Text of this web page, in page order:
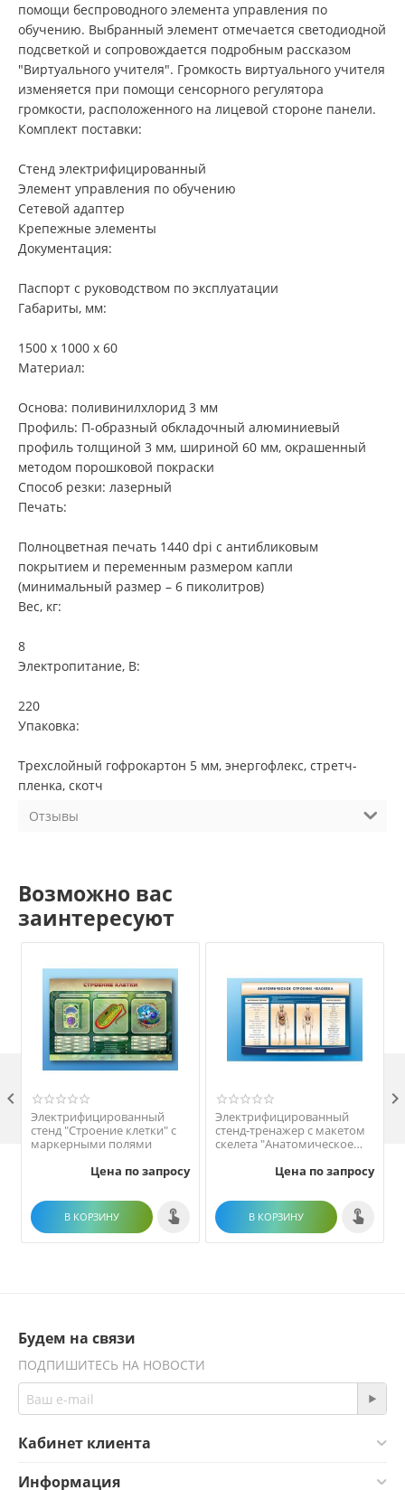
помощи беспроводного элемента управления по
обучению. Выбранный элемент отмечается светодиодной
подсветкой и сопровождается подробным рассказом
"Виртуального учителя". Громкость виртуального учителя
изменяется при помощи сенсорного регулятора
громкости, расположенного на лицевой стороне панели.
Комплект поставки:
Стенд электрифицированный
Элемент управления по обучению
Сетевой адаптер
Крепежные элементы
Документация:
Паспорт с руководством по эксплуатации
Габариты, мм:
1500 х 1000 х 60
Материал:
Основа: поливинилхлорид 3 мм
Профиль: П-образный обкладочный алюминиевый
профиль толщиной 3 мм, шириной 60 мм, окрашенный
методом порошковой покраски
Способ резки: лазерный
Печать:
Полноцветная печать 1440 dpi с антибликовым
покрытием и переменным размером капли
(минимальный размер – 6 пиколитров)
Вес, кг:
8
Электропитание, В:
220
Упаковка:
Трехслойный гофрокартон 5 мм, энергофлекс, стретч-
пленка, скотч
Отзывы
Возможно вас
заинтересуют
Электрифицированный
стенд "Строение клетки" с
маркерными полями
Цена по запросу
В КОРЗИНУ
Электрифицированный
стенд-тренажер c макетом
скелета "Анатомическое
Цена по запросу
В КОРЗИНУ
 
Будем на связи
ПОДПИШИТЕСЬ НА НОВОСТИ
Кабинет клиента
Информация